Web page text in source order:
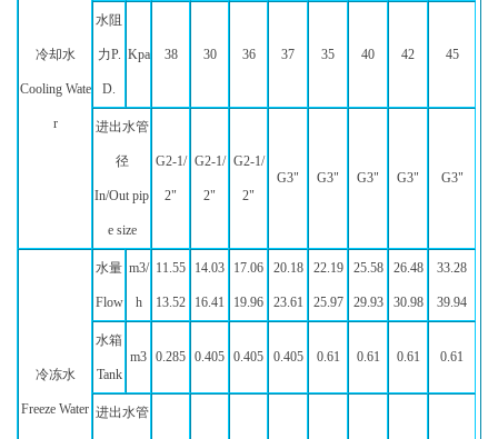
冷却水
Cooling Wate
r
水阻
力P.
D.
Kpa 38 30 36 37 35 40 42 45
进出水管
径
In/Out pip
e size
G2-1/
2"
G2-1/
2"
G2-1/
2"
G3" G3" G3" G3" G3"
冷冻水
Freeze Water
水量
Flow
m3/
h
11.55
13.52
14.03
16.41
17.06
19.96
20.18
23.61
22.19
25.97
25.58
29.93
26.48
30.98
33.28
39.94
水箱
Tank
m3 0.285 0.405 0.405 0.405 0.61 0.61 0.61 0.61
进出水管